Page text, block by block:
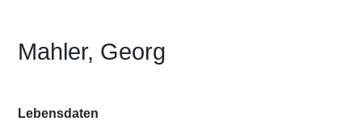
Mahler, Georg
Lebensdaten